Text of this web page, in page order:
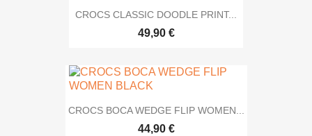
CROCS CLASSIC DOODLE PRINT...
49,90 €
CROCS BOCA WEDGE FLIP WOMEN...
44,90 €